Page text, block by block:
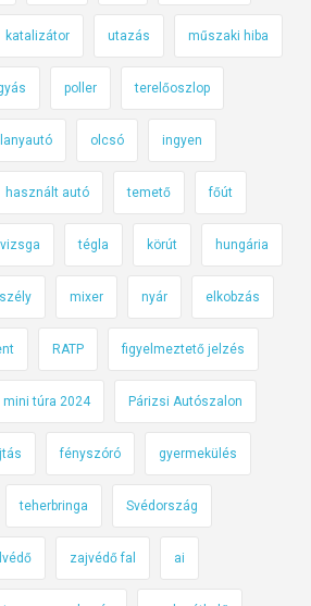
katalizátor utazás műszaki hiba
poller terelőoszlop
olcsó ingyen
használt autó temető főút
tégla körút hungária
mixer nyár elkobzás
RATP figyelmeztető jelzés
mini túra 2024 Párizsi Autószalon
fényszóró gyermekülés
teherbringa Svédország
zajvédő fal ai